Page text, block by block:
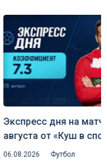
Экспресс дня на матчи
августа от «Куш в
06.08.2026 Футбол